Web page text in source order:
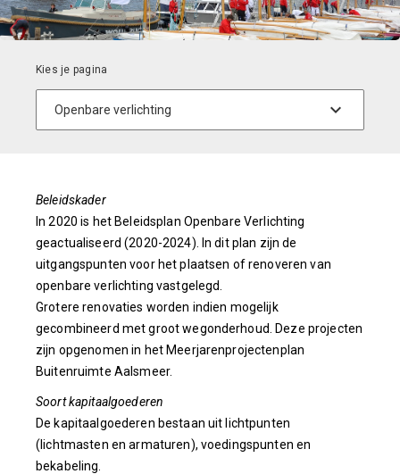
Beleidskader
In 2020 is het Beleidsplan Openbare Verlichting
geactualiseerd (2020-2024). In dit plan zijn de
uitgangspunten voor het plaatsen of renoveren van
openbare verlichting vastgelegd.
Grotere renovaties worden indien mogelijk
gecombineerd met groot wegonderhoud. Deze projecten
zijn opgenomen in het Meerjarenprojectenplan
Buitenruimte Aalsmeer.
Soort kapitaalgoederen
De kapitaalgoederen bestaan uit lichtpunten
(lichtmasten en armaturen), voedingspunten en
bekabeling.